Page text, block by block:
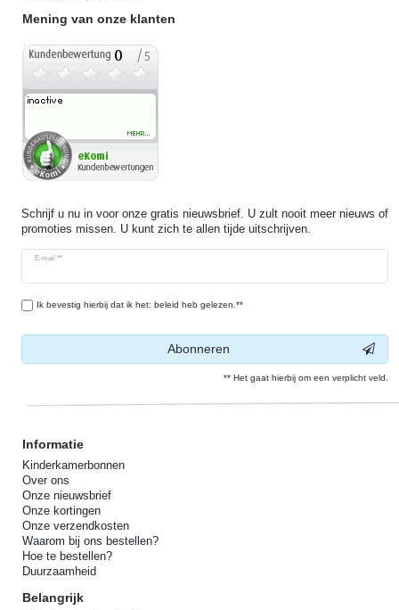
Mening van onze klanten
Schrijf u nu in voor onze gratis nieuwsbrief. U zult nooit meer nieuws of
promoties missen. U kunt zich te allen tijde uitschrijven.
E-mail **
Ceres::Template.newsletterHoneypotLabel
Ik bevestig hierbij dat ik het: beleid heb gelezen.**
Abonneren
** Het gaat hierbij om een verplicht veld.
Informatie
Kinderkamerbonnen
Over ons
Onze nieuwsbrief
Onze kortingen
Onze verzendkosten
Waarom bij ons bestellen?
Hoe te bestellen?
Duurzaamheid
Belangrijk